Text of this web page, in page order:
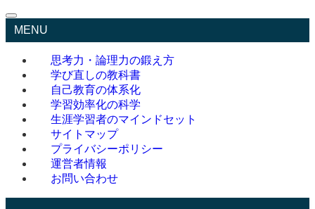
MENU
思考力・論理力の鍛え方
学び直しの教科書
自己教育の体系化
学習効率化の科学
生涯学習者のマインドセット
サイトマップ
プライバシーポリシー
運営者情報
お問い合わせ